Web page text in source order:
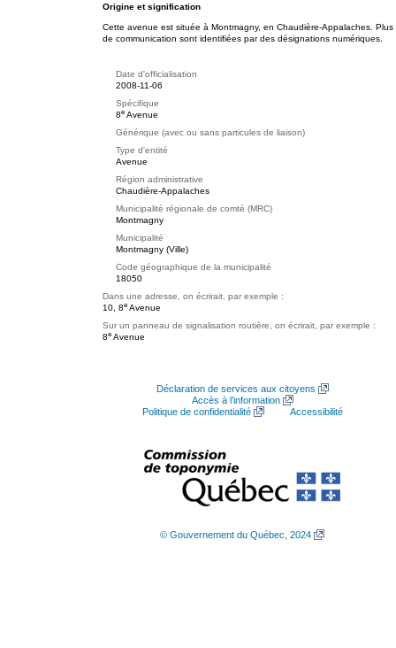
Origine et signification
Cette avenue est située à Montmagny, en Chaudière-Appalaches.
de communication sont identifiées par des désignations numériques.
Date d'officialisation
2008-11-06
Spécifique
8e Avenue
Générique (avec ou sans particules de liaison)
Type d'entité
Avenue
Région administrative
Chaudière-Appalaches
Municipalité régionale de comté (MRC)
Montmagny
Municipalité
Montmagny (Ville)
Code géographique de la municipalité
18050
Dans une adresse, on écrirait, par exemple :
10, 8e Avenue
Sur un panneau de signalisation routière, on écrirait, par exemple :
8e Avenue
Déclaration de services aux citoyens
Accès à l’information
Politique de confidentialité
Accessibilité
© Gouvernement du Québec, 2024